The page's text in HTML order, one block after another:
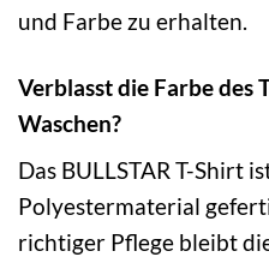
und Farbe zu erhalten.
Verblasst die Farbe des
Waschen?
Das BULLSTAR T-Shirt
Polyestermaterial
richtiger Pflege bleibt